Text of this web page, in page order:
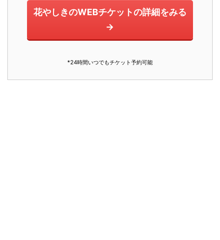
花やしきのWEBチケットの詳細をみる
→
*24時間いつでもチケット予約可能